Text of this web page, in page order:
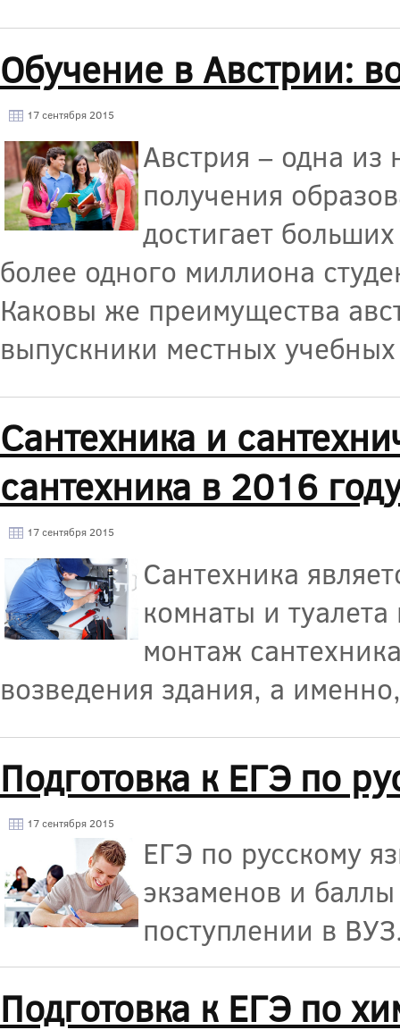
Обучение в Австрии:
17 сентября 2015
Австрия – одна из
получения
достигает
более одного миллиона
Каковы же преимущества
выпускники местных
Сантехника и
сантехника в 2016
17 сентября 2015
Сантехника
комнаты и
монтаж
возведения здания, а
Подготовка к ЕГЭ по
17 сентября 2015
ЕГЭ по русскому
экзаменов и
поступлении в
Подготовка к ЕГЭ по